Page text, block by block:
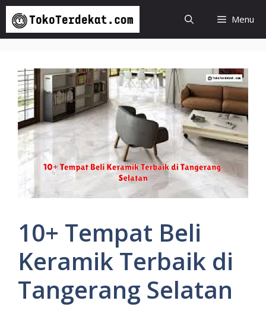
Langsung
isi
Menu
10+ Tempat Beli
Keramik Terbaik di
Tangerang Selatan